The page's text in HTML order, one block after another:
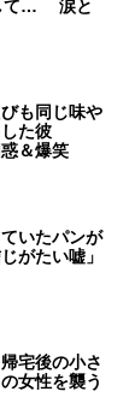
て… 涙と
も同じ味や
た彼
＆爆笑
いたパンが
がたい嘘」
宅後の小さ
女性を襲う